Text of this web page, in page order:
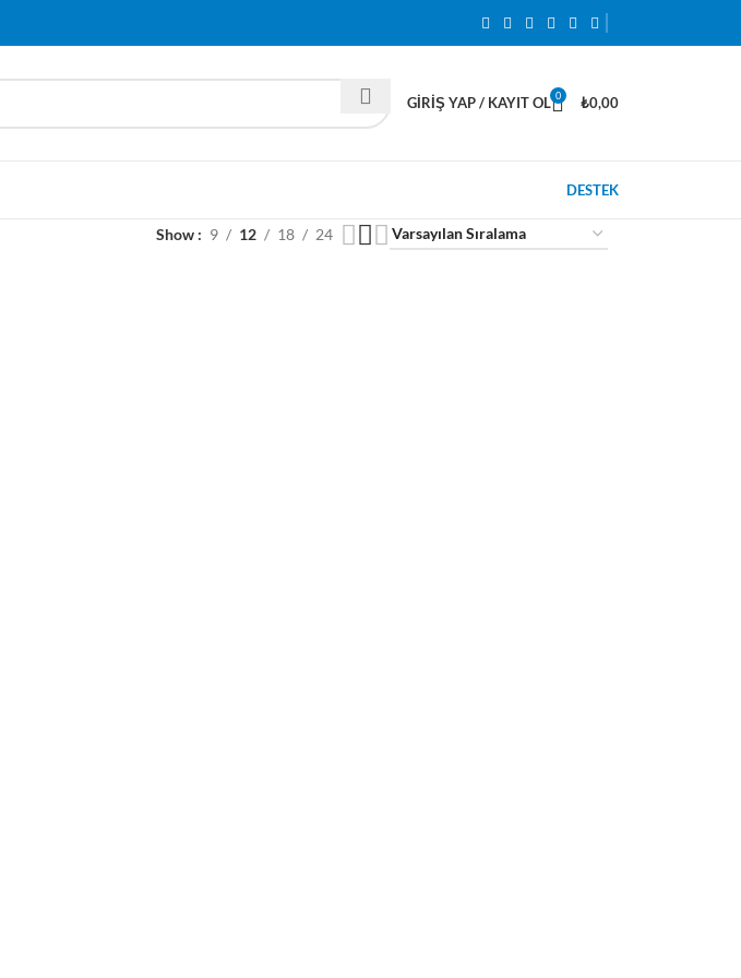
GIRIŞ YAP / KAYIT OL 0 ₺0,00
DESTEK
Show 9 12 18 24